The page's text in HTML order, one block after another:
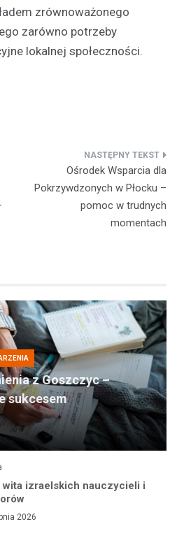
zrównoważonego
zarówno potrzeby
lokalnej społeczności.
Ośrodek Wsparcia dla
Pokrzywdzonych w Płocku –
pomoc w trudnych
momentach
z Goszczyc –
sukcesem
wita izraelskich nauczycieli i
2026